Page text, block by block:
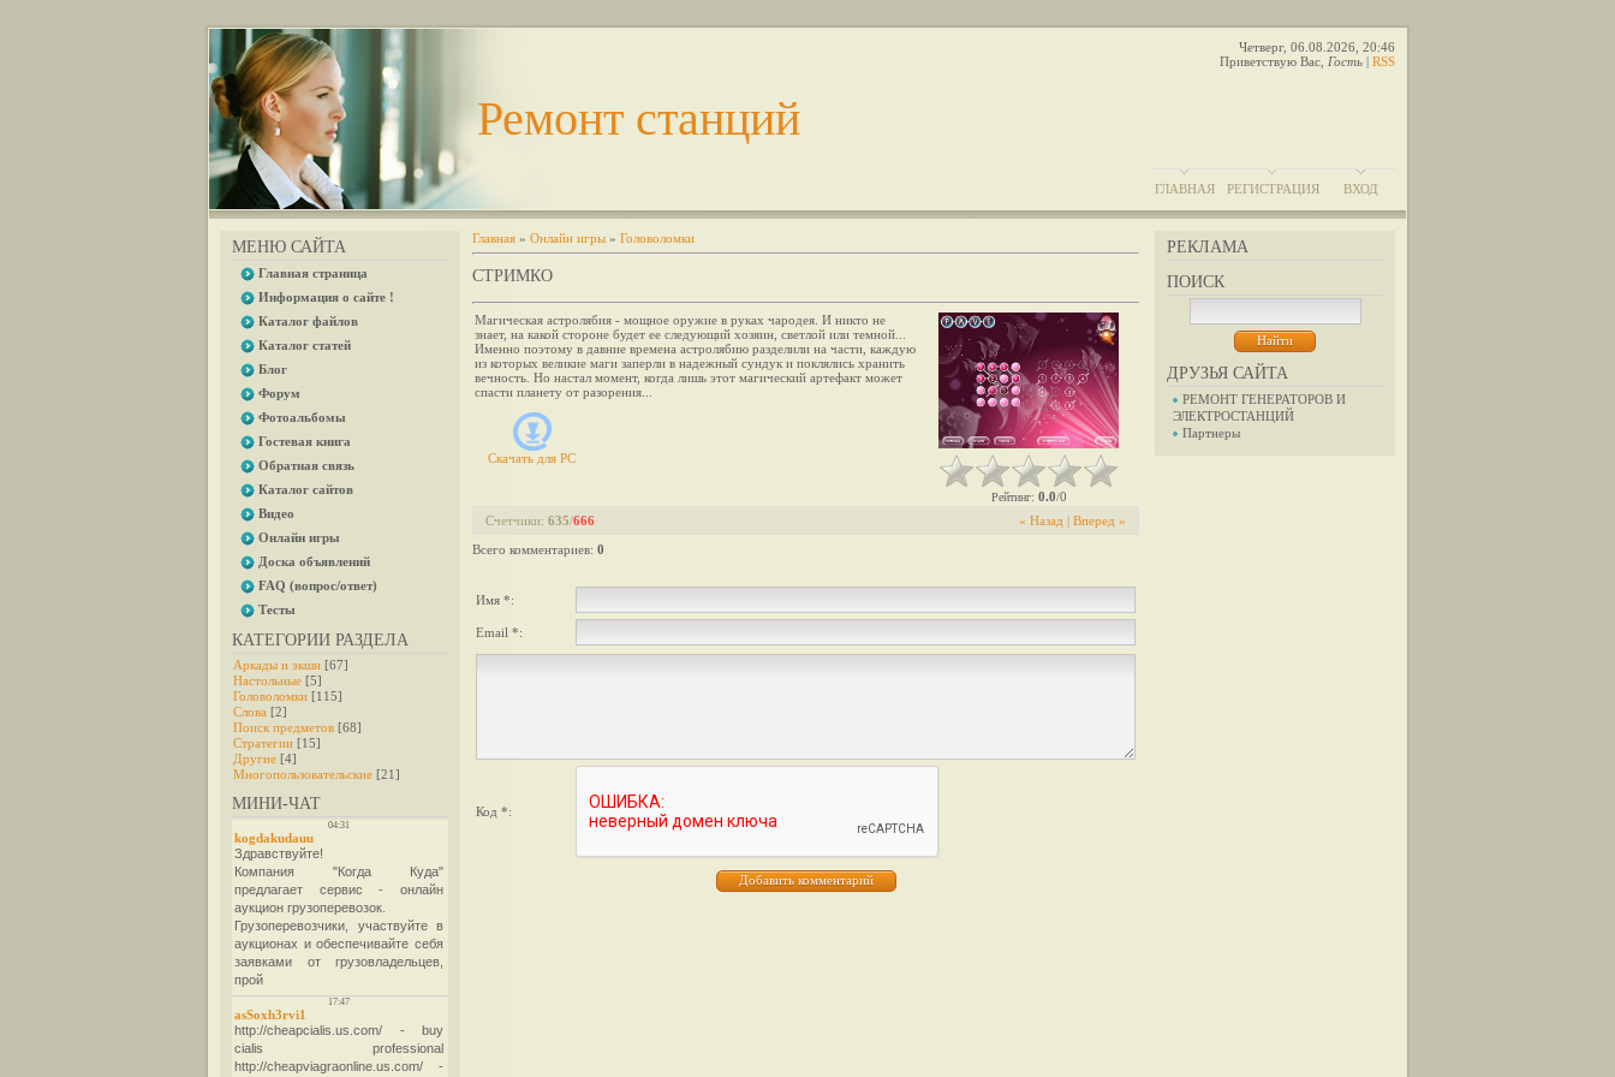
Ремонт станций
Четверг, 06.08.2026, 20:46
Приветствую Вас Гость | RSS
ГЛАВНАЯ РЕГИСТРАЦИЯ ВХОД
МЕНЮ САЙТА
Главная страница
Информация о сайте !
Каталог файлов
Каталог статей
Блог
Форум
Фотоальбомы
Гостевая книга
Обратная связь
Каталог сайтов
Видео
Онлайн игры
Доска объявлений
FAQ (вопрос/ответ)
Тесты
КАТЕГОРИИ РАЗДЕЛА
Аркады и экшн [67]
Настольные [5]
Головоломки [115]
Слова [2]
Поиск предметов [68]
Стратегии [15]
Другие [4]
Многопользовательские [21]
МИНИ-ЧАТ
РЕКЛАМА
ПОИСК
ДРУЗЬЯ САЙТА
РЕМОНТ ГЕНЕРАТОРОВ И
ЭЛЕКТРОСТАНЦИЙ
Партнеры
Главная » Онлайн игры » Головоломки
СТРИМКО
Магическая астролябия - мощное оружие в руках чародея. И никто не
знает, на какой стороне будет ее следующий хозяин, светлой или темной...
Именно поэтому в давние времена астролябию разделили на части, каждую
из которых великие маги заперли в надежный сундук и поклялись хранить
вечность. Но настал момент, когда лишь этот магический артефакт может
спасти планету от разорения...
Скачать для PC
Рейтинг: 0.0/0
« Назад | Вперед »
Счетчики: 635/666
Всего комментариев: 0
Имя *:
Email *:
Код *: